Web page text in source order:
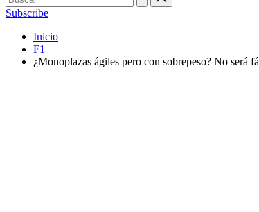
Subscribe
Inicio
F1
¿Monoplazas ágiles pero con sobrepeso? No